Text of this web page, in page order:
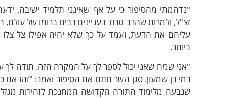
"נדהמתי מהסיפור כי על אף שאינני תלמיד ישיבה,
זצ"ל, ולמרות שהרב טרוד בעניינים רבים ברומו של
עליהם את הדעת, ועמד על כך שלא יהיה אפילו צל
ביותר.
"אני שמח שאני יכול לספר לך על המקרה הזה. תודה לך
רמי בן שמעון. סגן השר חתם את הסיפור ואמר: "זהו
שנבעה מלימוד התורה הקדושה המחנכת לזהירות